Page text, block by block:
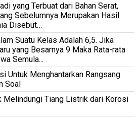
yang Terbuat dari Bahan Serat,
Sebelumnya Merupakan Hasil
Disebut…
Suatu Kelas Adalah 6,5. Jika
yang Besarnya 9 Maka Rata-rata
Semula...
Untuk Menghantarkan Rangsang
Soal
Melindungi Tiang Listrik dari Korosi